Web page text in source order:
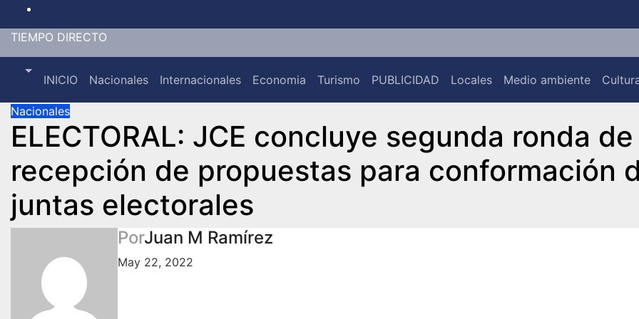
Saltar
al
contenido
TIEMPO DIRECTO
INICIO Nacionales Internacionales Economia Turismo PUBLICIDAD Locales Medio ambiente
Nacionales
ELECTORAL: JCE concluye segunda ronda de
recepción de propuestas para conformación
juntas electorales
PorJuan M Ramírez
May 22, 2022